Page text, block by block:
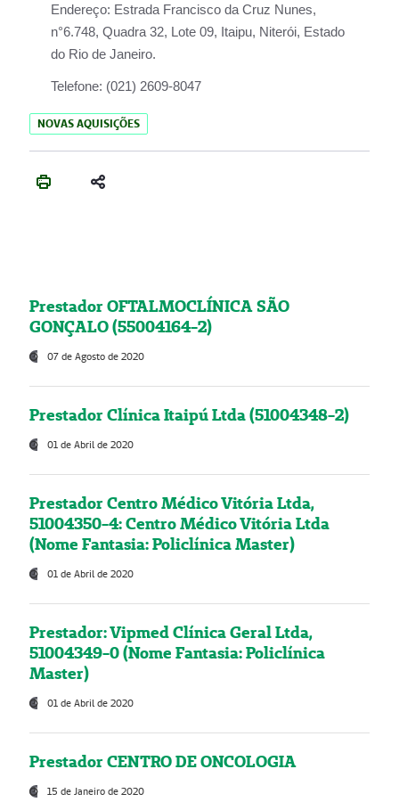
Endereço: Estrada Francisco da Cruz Nunes,
n°6.748, Quadra 32, Lote 09, Itaipu, Niterói, Estado
do Rio de Janeiro.
Telefone: (021) 2609-8047
NOVAS AQUISIÇÕES
Prestador OFTALMOCLÍNICA SÃO
GONÇALO (55004164-2)
07 de Agosto de 2020
Prestador Clínica Itaipú Ltda (51004348-2)
01 de Abril de 2020
Prestador Centro Médico Vitória Ltda,
51004350-4: Centro Médico Vitória Ltda
(Nome Fantasia: Policlínica Master)
01 de Abril de 2020
Prestador: Vipmed Clínica Geral Ltda,
51004349-0 (Nome Fantasia: Policlínica
Master)
01 de Abril de 2020
Prestador CENTRO DE ONCOLOGIA
15 de Janeiro de 2020